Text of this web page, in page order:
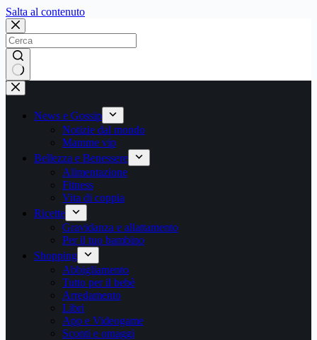
Salta al contenutoSalta
contenuto
Nessun
risultato
News e Gossip
Notizie dal mondo
Mamme vip
Bellezza e Benessere
Alimentazione
Fitness
Vita di coppia
Ricette
Gravidanza e allattamento
Per il tuo bambino
Shopping
Abbigliamento
Tutto per il bebè
Arredamento
Libri
App e Videogame
Sconti e omaggi